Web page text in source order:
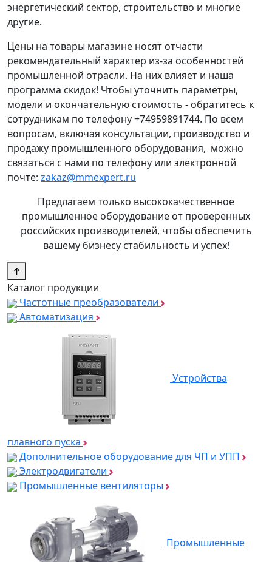
энергетический сектор, строительство и многие
другие.
Цены на товары магазине носят отчасти
рекомендательный характер из-за особенностей
промышленной отрасли. На них влияет и наша
программа скидок! Чтобы уточнить параметры,
модели и окончательную стоимость - обратитесь к
сотрудникам по телефону +74959891744. По всем
вопросам, включая консультации, производство и
продажу промышленного оборудования, можно
связаться с нами по телефону или электронной
почте: zakaz@mmexpert.ru
Предлагаем только высококачественное
промышленное оборудование от проверенных
российских производителей, чтобы обеспечить
вашему бизнесу стабильность и успех!
↑
Каталог продукции
Частотные преобразователи
Автоматизация
Устройства
плавного пуска
Дополнительное оборудование для ЧП и УПП
Электродвигатели
Промышленные вентиляторы
Промышленные